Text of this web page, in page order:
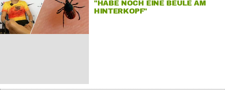
"HABE NOCH EINE BEULE AM
HINTERKOPF"